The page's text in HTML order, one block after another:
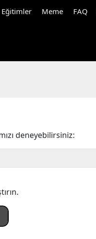
Eğitimler Meme FAQ
deneyebilirsiniz: